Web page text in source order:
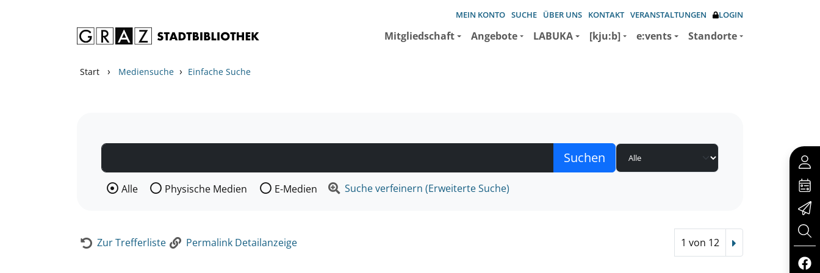
MEIN KONTO SUCHE ÜBER UNS KONTAKT VERANSTALTUNGEN LOGIN
Mitgliedschaft Angebote LABUKA [kju:b] e:vents Standorte
Start › Mediensuche › Einfache Suche
Wählen Sie die Medienart nach der Sie suchen wollen.
Alle Physische Medien E-Medien Suche verfeinern (Erweiterte Suche)
Zur Trefferliste Permalink Detailanzeige 1 von 12 Nächster Treffer